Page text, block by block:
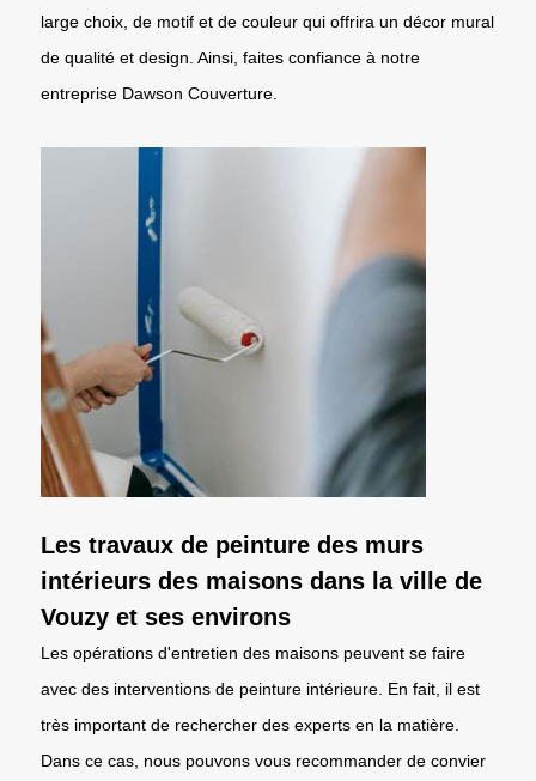
large choix, de motif et de couleur qui offrira un décor mural
de qualité et design. Ainsi, faites confiance à notre
entreprise Dawson Couverture.
Les travaux de peinture des murs
intérieurs des maisons dans la ville de
Vouzy et ses environs
Les opérations d'entretien des maisons peuvent se faire
avec des interventions de peinture intérieure. En fait, il est
très important de rechercher des experts en la matière.
Dans ce cas, nous pouvons vous recommander de convier